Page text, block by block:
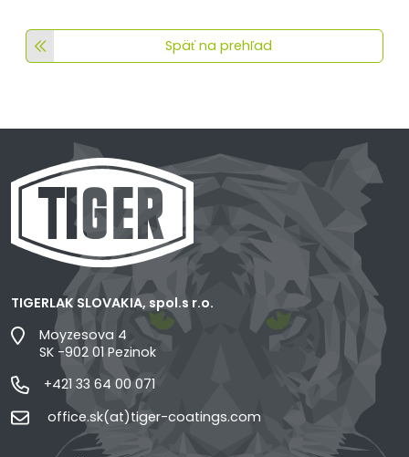
Späť na prehľad
TIGERLAK SLOVAKIA, spol.s r.o.
Moyzesova 4
SK -902 01 Pezinok
+421 33 64 00 071
office.sk(at)tiger-coatings.com